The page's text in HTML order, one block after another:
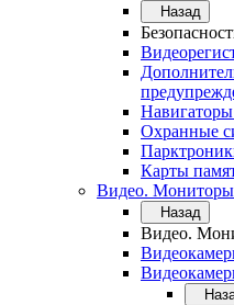
Назад
Охранные
Карты
Видео. Мониторы
Назад
Видео.